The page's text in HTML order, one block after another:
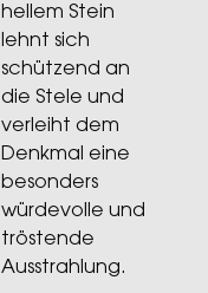
hellem Stein
lehnt sich
schützend an
die Stele und
verleiht dem
Denkmal eine
besonders
würdevolle und
tröstende
Ausstrahlung.